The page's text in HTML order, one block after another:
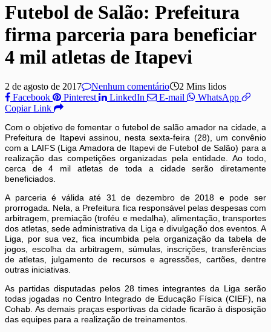
Futebol de Salão: Prefeitura
firma parceria para beneficiar
4 mil atletas de Itapevi
2 de agosto de 2017 Nenhum comentário
2 Mins lidos
Facebook
Pinterest LinkedIn E-mail
WhatsApp
Copiar Link
Com o objetivo de fomentar o futebol de salão amador na cidade, a
Prefeitura de Itapevi assinou, nesta sexta-feira (28), um convênio
com a LAIFS (Liga Amadora de Itapevi de Futebol de Salão) para a
realização das competições organizadas pela entidade. Ao todo,
cerca de 4 mil atletas de toda a cidade serão diretamente
beneficiados.
A parceria é válida até 31 de dezembro de 2018 e pode ser
prorrogada. Nela, a Prefeitura fica responsável pelas despesas com
arbitragem, premiação (troféu e medalha), alimentação, transportes
dos atletas, sede administrativa da Liga e divulgação dos eventos. A
Liga, por sua vez, fica incumbida pela organização da tabela de
jogos, escolha da arbitragem, súmulas, inscrições, transferências
de atletas, julgamento de recursos e agressões, cartões, dentre
outras iniciativas.
As partidas disputadas pelos 28 times integrantes da Liga serão
todas jogadas no Centro Integrado de Educação Física (CIEF), na
Cohab. As demais praças esportivas da cidade ficarão à disposição
das equipes para a realização de treinamentos.